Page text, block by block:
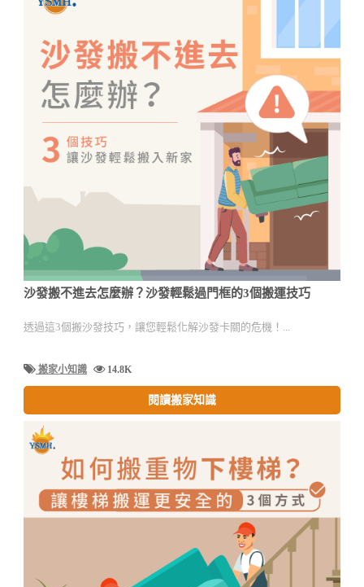
沙發搬不進去怎麼辦？沙發輕鬆過門框的3個搬運技巧
透過這3個搬沙發技巧，讓您輕鬆化解沙發卡關的危機！...
搬家小知識 14.8K
閱讀搬家知識